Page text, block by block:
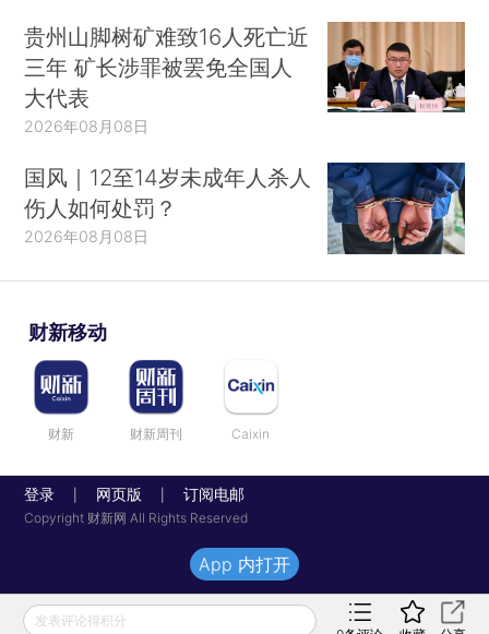
贵州山脚树矿难致16人死亡近
三年 矿长涉罪被罢免全国人
大代表
2026年08月08日
国风｜12至14岁未成年人杀人
伤人如何处罚？
2026年08月08日
财新移动
财新 财新周刊 Caixin
登录 网页版 订阅电邮
Copyright 财新网 All Rights Reserved
发表评论得积分
App 内打开